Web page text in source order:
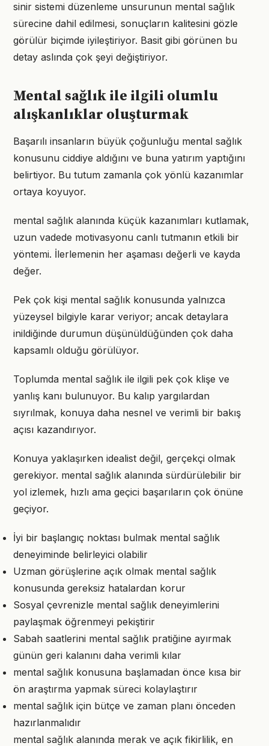
sinir sistemi düzenleme unsurunun mental sağlık
sürecine dahil edilmesi, sonuçların kalitesini gözle
görülür biçimde iyileştiriyor. Basit gibi görünen bu
detay aslında çok şeyi değiştiriyor.
Mental sağlık ile ilgili olumlu
alışkanlıklar oluşturmak
Başarılı insanların büyük çoğunluğu mental sağlık
konusunu ciddiye aldığını ve buna yatırım yaptığını
belirtiyor. Bu tutum zamanla çok yönlü kazanımlar
ortaya koyuyor.
mental sağlık alanında küçük kazanımları kutlamak,
uzun vadede motivasyonu canlı tutmanın etkili bir
yöntemi. İlerlemenin her aşaması değerli ve kayda
değer.
Pek çok kişi mental sağlık konusunda yalnızca
yüzeysel bilgiyle karar veriyor; ancak detaylara
inildiğinde durumun düşünüldüğünden çok daha
kapsamlı olduğu görülüyor.
Toplumda mental sağlık ile ilgili pek çok klişe ve
yanlış kanı bulunuyor. Bu kalıp yargılardan
sıyrılmak, konuya daha nesnel ve verimli bir bakış
açısı kazandırıyor.
Konuya yaklaşırken idealist değil, gerçekçi olmak
gerekiyor. mental sağlık alanında sürdürülebilir bir
yol izlemek, hızlı ama geçici başarıların çok önüne
geçiyor.
İyi bir başlangıç noktası bulmak mental sağlık
deneyiminde belirleyici olabilir
Uzman görüşlerine açık olmak mental sağlık
konusunda gereksiz hatalardan korur
Sosyal çevrenizle mental sağlık deneyimlerini
paylaşmak öğrenmeyi pekiştirir
Sabah saatlerini mental sağlık pratiğine ayırmak
günün geri kalanını daha verimli kılar
mental sağlık konusuna başlamadan önce kısa bir
ön araştırma yapmak süreci kolaylaştırır
mental sağlık için bütçe ve zaman planı önceden
hazırlanmalıdır
mental sağlık alanında merak ve açık fikirlilik, en